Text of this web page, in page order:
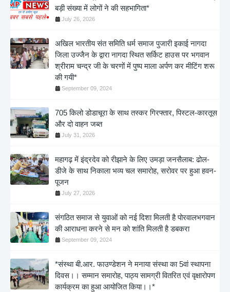
बड़ी संख्या में लोगों ने की सहभागिता*
July 26, 2026
अखिल भारतीय संत समिति धर्म समाज पुजारी इकाई नागदा
जिला उज्जैन के द्वारा नागदा स्थित सर्किट हाउस पर भगवान
श्रीराम चन्द्र जी के चरणों में पुष्प माला अर्पण कर मीटिंग शरू
की गयी*
September 09, 2024
705 किलो डोडाचूरा के साथ तस्कर गिरफ्तार, पिस्टल-कारतूस
और दो वाहन जब्त
July 31, 2026
महागढ़ में इंद्रदेव को रीझाने के लिए उमड़ा जनसैलाब: ढोल-
डीजे के साथ निकाला भव्य चल समारोह, सरोवर पर हुआ हवन-
पूजन
July 27, 2026
संगठित समाज से युवाओं को नई दिशा मिलती है पोरवालभगवान
की आराधना करने से मन को शांति मिलती है डबकरा
September 09, 2024
*संस्था बी.आर. फाउण्डेशन ने मनाया संस्था का 5वां स्थापना
दिवस।। सम्मान समारोह, पाठ्य सामग्री वितरित एवं वृक्षारोपण
कार्यक्रम का हुआ आयोजित किया।।*